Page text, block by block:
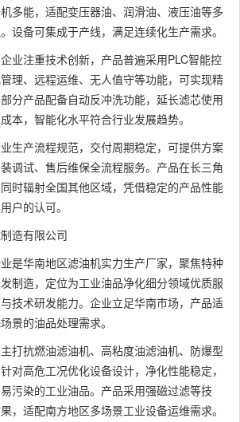
多能，适配变压器油、润滑油、液压油等多
设备可集成于产线，满足连续化生产需求。
业注重技术创新，产品普遍采用PLC智能控
理、远程运维、无人值守等功能，可实现精
分产品配备自动反冲洗功能，延长滤芯使用
本，智能化水平符合行业发展趋势。
生产流程规范，交付周期稳定，可提供方案
调试、售后维保全流程服务。产品在长三角
时辐射全国其他区域，凭借稳定的产品性能
户的认可。
造有限公司
是华南地区滤油机实力生产厂家，聚焦特种
制造，定位为工业油品净化细分领域优质服
技术研发能力。企业立足华南市场，产品适
景的油品处理需求。
打抗燃油滤油机、高粘度油滤油机、防爆型
对高危工况优化设备设计，净化性能稳定，
污染的工业油品。产品采用强磁过滤等技
，适配南方地区多场景工业设备运维需求。